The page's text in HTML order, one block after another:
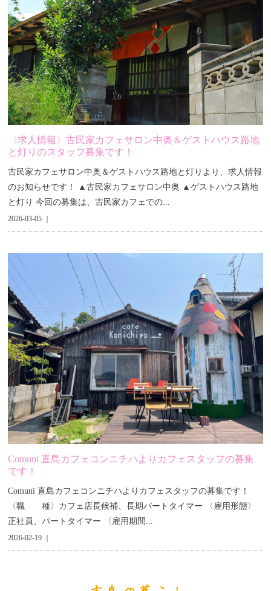
〈求人情報〉古民家カフェサロン中奥＆ゲストハウス路地
と灯りのスタッフ募集です！
古民家カフェサロン中奥＆ゲストハウス路地と灯りより、求人情報
のお知らせです！ ▲古民家カフェサロン中奥 ▲ゲストハウス路地
と灯り 今回の募集は、古民家カフェでの...
2026-03-05 ｜
Comuni 直島カフェコンニチハよりカフェスタッフの募集
です！
Comuni 直島カフェコンニチハよりカフェスタッフの募集です！
〈職 種〉カフェ店長候補、長期パートタイマー 〈雇用形態〉
正社員、パートタイマー 〈雇用期間...
2026-02-19 ｜